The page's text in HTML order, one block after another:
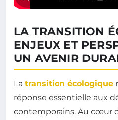
LA TRANSITION
ENJEUX ET
UN AVENIR
La transition écologique
réponse essentielle aux
contemporains. Au cœur